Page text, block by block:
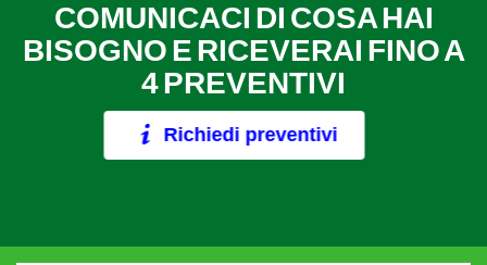
COMUNICACI DI COSA HAI
BISOGNO E RICEVERAI FINO A
4 PREVENTIVI
Richiedi preventivi